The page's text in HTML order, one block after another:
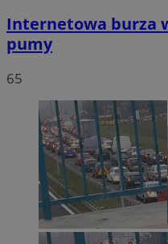
Internetowa burza
pumy
65